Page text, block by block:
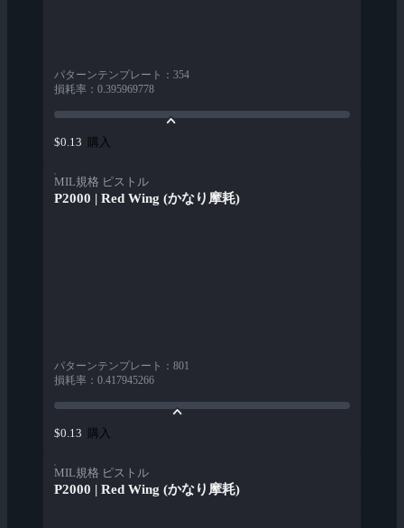
パターンテンプレート ： 354
損耗率 ： 0.395969778
$0.13 購入
MIL規格 ピストル
P2000 | Red Wing (かなり摩耗)
パターンテンプレート ： 801
損耗率 ： 0.417945266
$0.13 購入
MIL規格 ピストル
P2000 | Red Wing (かなり摩耗)